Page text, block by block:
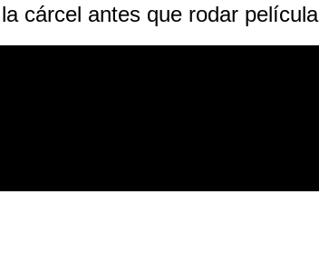
cárcel antes que rodar película